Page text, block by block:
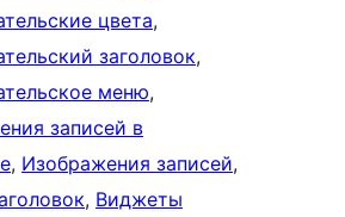
цвета
заголовок
меню
записей в
, Изображения записей
, Виджеты